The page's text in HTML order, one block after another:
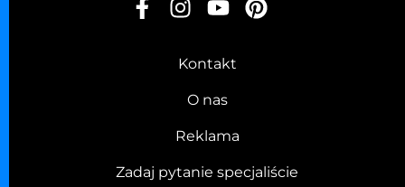
Kontakt
O nas
Reklama
Zadaj pytanie specjaliście